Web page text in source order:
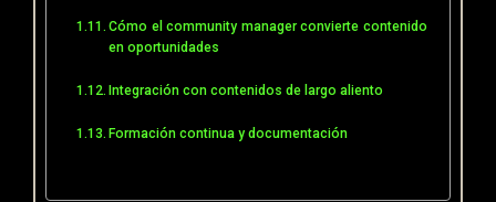
Cómo el community manager convierte contenido
en oportunidades
Integración con contenidos de largo aliento
Formación continua y documentación